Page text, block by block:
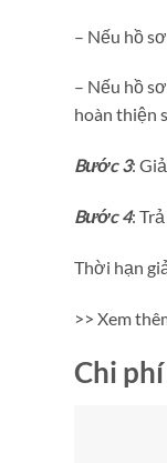
– Nếu hồ
– Nếu hồ
hoàn thiện
Bước 3:
Bước 4:
Thời hạn
>> Xem
Chi